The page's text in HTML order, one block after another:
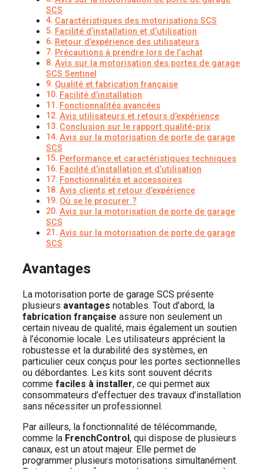
SCS
Caractéristiques des motorisations SCS
Facilité d’installation et d’utilisation
Retour d’expérience des utilisateurs
Précautions à prendre lors de l’achat
Avis sur la motorisation des portes de garage
SCS Sentinel
Qualité et fabrication française
Facilité d’installation
Fonctionnalités avancées
Avis utilisateurs et retours d’expérience
Conclusion sur le rapport qualité-prix
Avis sur la motorisation de porte de garage
SCS
Performance et caractéristiques techniques
Facilité d’installation et d’utilisation
Fonctionnalités et accessoires
Avis clients et retour d’expérience
Où se le procurer ?
Avis sur la motorisation de porte de garage
SCS
Avis sur la motorisation de porte de garage
SCS
Avantages
La motorisation porte de garage SCS présente
plusieurs avantages notables. Tout d’abord, la
fabrication française assure non seulement un
certain niveau de qualité, mais également un soutien
à l’économie locale. Les utilisateurs apprécient la
robustesse et la durabilité des systèmes, en
particulier ceux conçus pour les portes sectionnelles
ou débordantes. Les kits sont souvent décrits
comme faciles à installer, ce qui permet aux
consommateurs d’effectuer des travaux d’installation
sans nécessiter un professionnel.
Par ailleurs, la fonctionnalité de télécommande,
comme la FrenchControl, qui dispose de plusieurs
canaux, est un atout majeur. Elle permet de
programmer plusieurs motorisations simultanément.